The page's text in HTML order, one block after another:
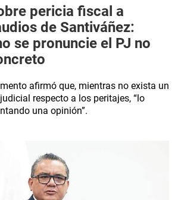
pericia fiscal a
de Santiváñez:
se pronuncie el PJ no
afirmó que, mientras no exista un
respecto a los peritajes, “lo
una opinión”.